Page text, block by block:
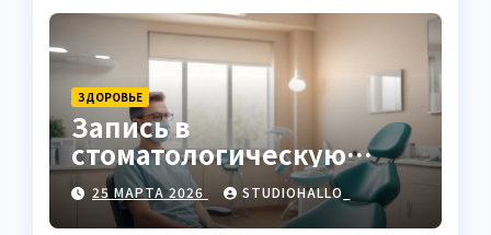
ЗДОРОВЬЕ
Запись в
стоматологическую
клинику
25 МАРТА 2026 STUDIOHALLO_